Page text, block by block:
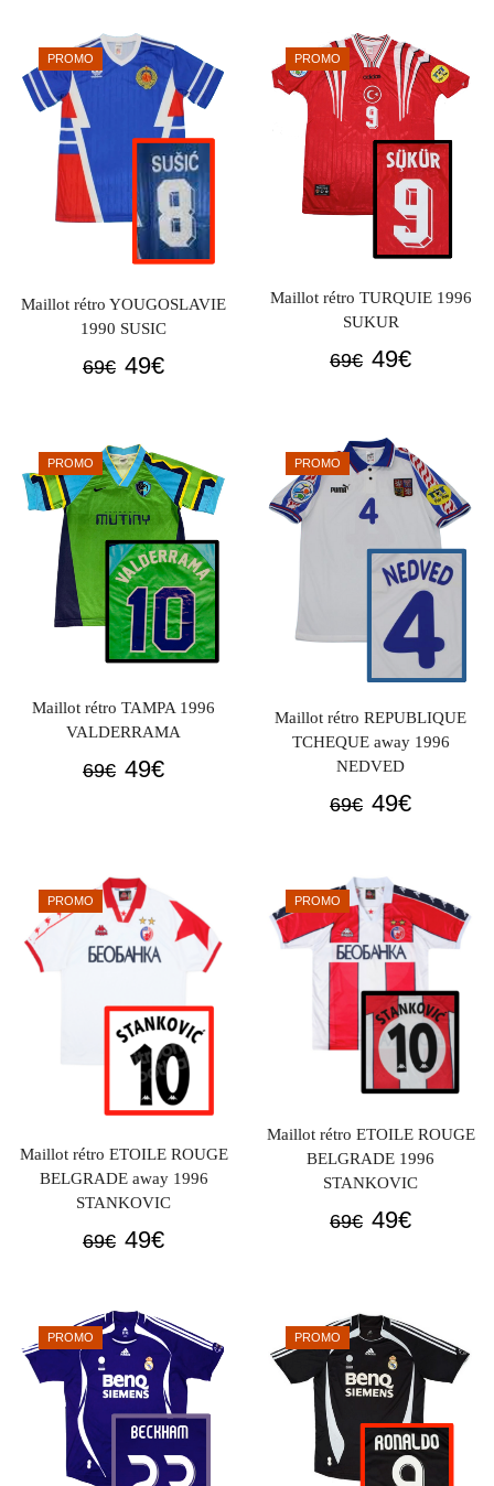
69€. 49€.
était :
69€.
est :
49€.
PROMO
Maillot rétro YOUGOSLAVIE
1990 SUSIC
69€ Le
était :
69€.
49€Le
est :
49€.
PROMO
Maillot rétro TURQUIE 1996
SUKUR
69€ Le
était :
69€.
49€Le
49€.
PROMO
Maillot rétro TAMPA 1996
VALDERRAMA
69€ Le
69€.
49€Le
PROMO
Maillot rétro REPUBLIQUE
TCHEQUE away 1996
NEDVED
69€ Le
était :
69€.
49€Le
est :
49€.
PROMO
Maillot rétro ETOILE ROUGE
BELGRADE away 1996
STANKOVIC
69€ Le
était :
69€.
49€Le
est :
49€.
PROMO
Maillot rétro ETOILE ROUGE
BELGRADE 1996
STANKOVIC
69€ Le
69€.
49€Le
49€.
PROMO PROMO